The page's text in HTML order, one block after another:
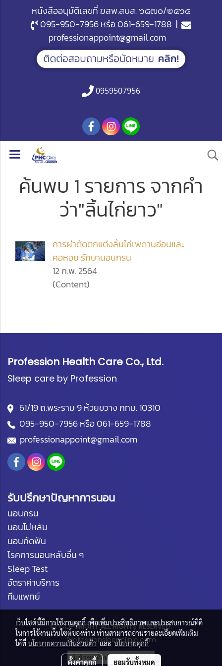
หนังสืออนุมัติเลขที่ ฆสพ.สบส. ๖๘๗๐/๒๕๖๕
095-950-7956หรือ061-659-1788 |
professionappoint@gmail.com
0959507956
ค้นพบ 1 รายการ จากคำ
ว่า"ลิ้นไก่ยาว"
การผ่าตัดตกแต่งลิ้นไก่เพดานอ่อนและ
คอหอย รักษานอนกรน
12 ก.พ. 2564
(Content)
Profession Health Care Co., Ltd.
Sleep care by Profession
61/19 ถ.พระราม 9 ห้วยขวาง กทม. 10310
095-950-7956หรือ061-659-1788
professionappoint@gmail.com
รับปรึกษาปัญหาการนอน
นอนกรน
นอนไม่หลับ
นอนกัดฟัน
โรคการนอนหลับอื่น ๆ
Sleep Test
อัตราค่าบริการ
ทีมแพทย์
©COPYRIGHT ALL RIGHTS RESERVED.
Professionsleepclinic.com
ผู้เข้าชมทั้งหมด4,206,998
เว็บไซต์นี้มีการใช้งานคุกกี้ เพื่อเพิ่มประสิทธิภาพและประสบการณ์ที่ดี
ในการใช้งานเว็บไซต์ของท่าน ท่านสามารถอ่านรายละเอียดเพิ่มเติม
ได้ที่นโยบายความเป็นส่วนตัวและนโยบายคุกกี้
ตั้งค่าคุกกี้ ยอมรับทั้งหมด